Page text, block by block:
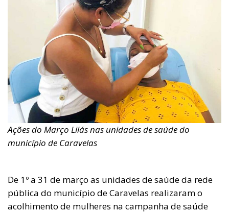
Ações do Março Lilás nas unidades de saúde do
município de Caravelas
De 1º a 31 de março as unidades de saúde da rede
pública do município de Caravelas realizaram o
acolhimento de mulheres na campanha de saúde